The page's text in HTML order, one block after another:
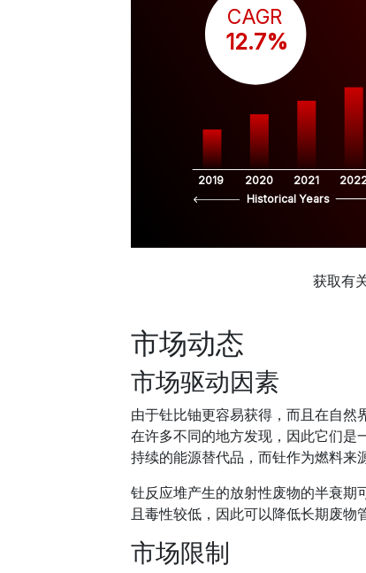
2019 2020 2021
CAGR
12.7%
Historical Years
获取有
市场动态
市场驱动因素
由于钍比铀更容易获得，而且在自然
在许多不同的地方发现，因此它们是
持续的能源替代品，而钍作为燃料来
钍反应堆产生的放射性废物的半衰期
且毒性较低，因此可以降低长期废物
市场限制